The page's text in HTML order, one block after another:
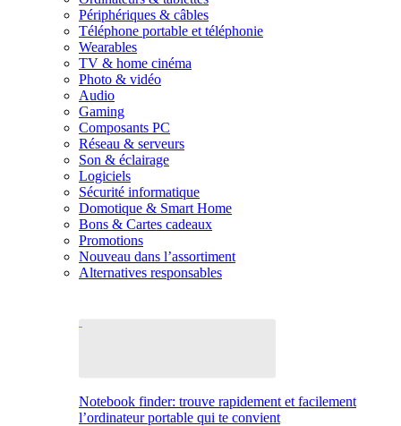
Périphériques & câbles
Téléphone portable et téléphonie
Wearables
TV & home cinéma
Photo & vidéo
Audio
Gaming
Composants PC
Réseau & serveurs
Son & éclairage
Logiciels
Sécurité informatique
Domotique & Smart Home
Bons & Cartes cadeaux
Promotions
Nouveau dans l’assortiment
Alternatives responsables
Notebook finder: trouve rapidement et facilement
l’ordinateur portable qui te convient